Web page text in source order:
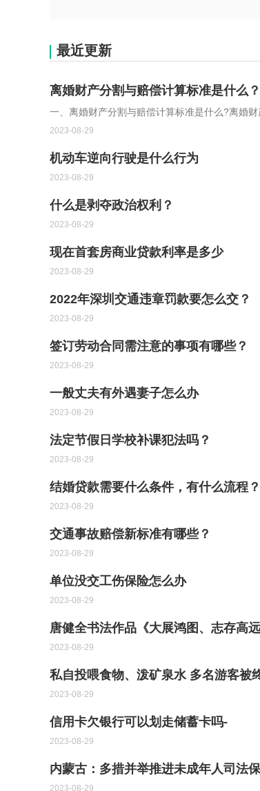
最近更新
离婚财产分割与赔偿计算标准是什么？
一、离婚财产分割与赔偿计算标准是什么?离婚
2023-08-29
机动车逆向行驶是什么行为
2023-08-29
什么是剥夺政治权利？
2023-08-29
现在首套房商业贷款利率是多少
2023-08-29
2022年深圳交通违章罚款要怎么交？
2023-08-29
签订劳动合同需注意的事项有哪些？
2023-08-29
一般丈夫有外遇妻子怎么办
2023-08-29
法定节假日学校补课犯法吗？
2023-08-29
结婚贷款需要什么条件，有什么流程？
2023-08-29
交通事故赔偿新标准有哪些？
2023-08-29
单位没交工伤保险怎么办
2023-08-29
唐健全书法作品《大展鸿图、志存高
2023-08-29
私自投喂食物、泼矿泉水 多名游客被
2023-08-29
信用卡欠银行可以划走储蓄卡吗-
2023-08-29
内蒙古：多措并举推进未成年人司法
2023-08-29